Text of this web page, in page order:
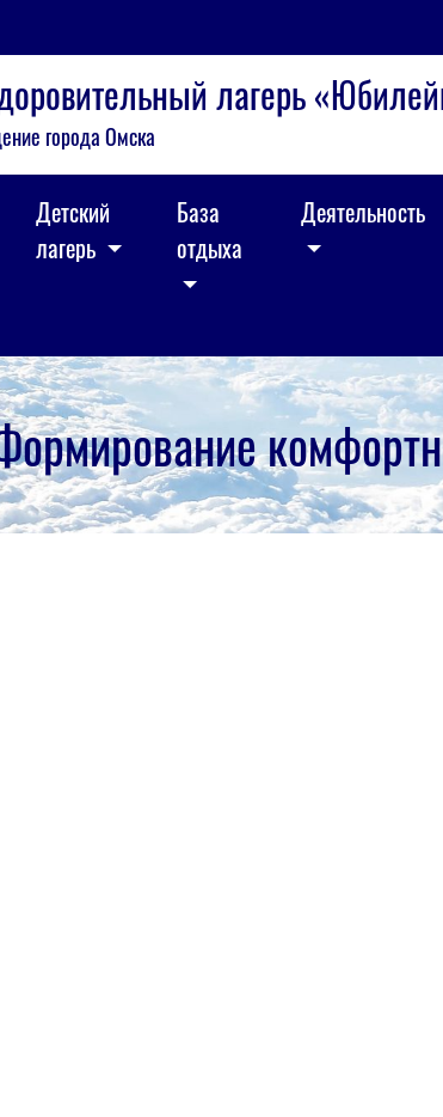
лагерь
города Омска
Детский
лагерь
База
отдыха
Деятельность